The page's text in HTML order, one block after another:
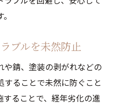
ブルを未然防止
錆、塗装の剥がれなどの
ることで未然に防ぐこと
ることで、経年劣化の進